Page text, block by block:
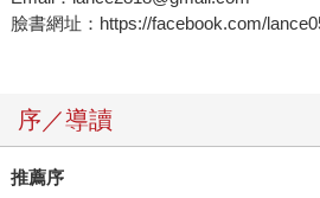
臉書網址：https://facebook.com/
序／導讀
推薦序